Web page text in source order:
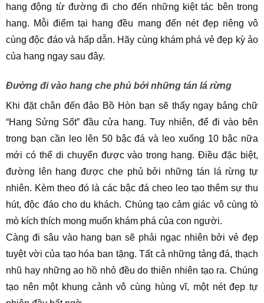
hang động từ đường đi cho đến những kiệt tác bên trong
hang. Mỗi điểm tại hang đều mang đến nét đẹp riêng vô
cùng độc đáo và hấp dẫn. Hãy cùng khám phá vẻ đẹp kỳ ảo
của hang ngay sau đây.
Đường đi vào hang che phủ bởi những tán lá rừng
Khi đặt chân đến đảo Bồ Hòn bạn sẽ thấy ngay bảng chữ
“Hang Sửng Sốt” đầu cửa hang. Tuy nhiên, để đi vào bên
trong bạn cần leo lên 50 bậc đá và leo xuống 10 bậc nữa
mới có thể di chuyển được vào trong hang. Điều đặc biệt,
đường lên hang được che phủ bởi những tán lá rừng tự
nhiên. Kèm theo đó là các bậc đá cheo leo tạo thêm sự thu
hút, độc đáo cho du khách. Chúng tạo cảm giác vô cùng tò
mò kích thích mong muốn khám phá của con người.
Càng đi sâu vào hang bạn sẽ phải ngạc nhiên bởi vẻ đẹp
tuyệt vời của tạo hóa ban tặng. Tất cả những tảng đá, thạch
nhũ hay những ao hồ nhỏ đều do thiên nhiên tạo ra. Chúng
tạo nên một khung cảnh vô cùng hùng vĩ, một nét đẹp tự